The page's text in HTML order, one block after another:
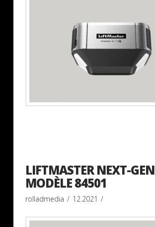
LIFTMASTER NEXT-GEN
MODÈLE 84501
rolladmedia 12.2021